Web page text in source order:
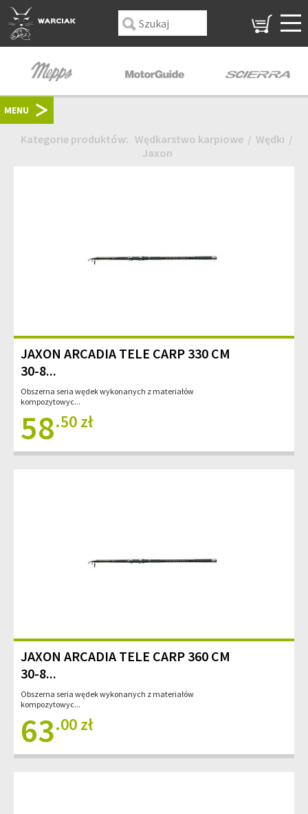
MENU
Kategorie produktów: Wędkarstwo karpiowe/ Wędki /
Jaxon
JAXON ARCADIA TELE CARP 330 CM
30-8...
Obszerna seria wędek wykonanych z materiałów
kompozytowyc...
58.50 zł
JAXON ARCADIA TELE CARP 360 CM
30-8...
Obszerna seria wędek wykonanych z materiałów
kompozytowyc...
63.00 zł